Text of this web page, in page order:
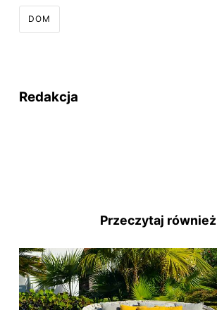
DOM
Redakcja
Przeczytaj również